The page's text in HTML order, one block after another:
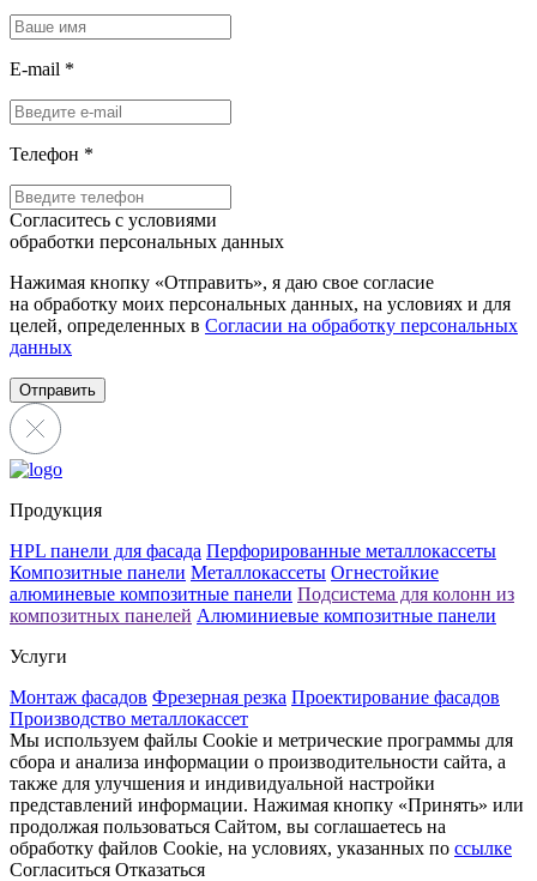
E-mail *
Телефон *
Согласитесь с условиями
обработки персональных данных
Нажимая кнопку «Отправить», я даю свое согласие
на обработку моих персональных данных, на условиях и для
целей, определенных в Согласии на обработку персональных
данных
Отправить
Продукция
HPL панели для фасада Перфорированные металлокассеты
Композитные панели Металлокассеты Огнестойкие
алюминевые композитные панели Подсистема для колонн из
композитных панелей Алюминиевые композитные панели
Услуги
Монтаж фасадов Фрезерная резка Проектирование фасадов
Производство металлокассет
Мы используем файлы Cookie и метрические программы для
сбора и анализа информации о производительности сайта, а
также для улучшения и индивидуальной настройки
представлений информации. Нажимая кнопку «Принять» или
продолжая пользоваться Сайтом, вы соглашаетесь на
обработку файлов Cookie, на условиях, указанных по ссылке
Согласиться Отказаться